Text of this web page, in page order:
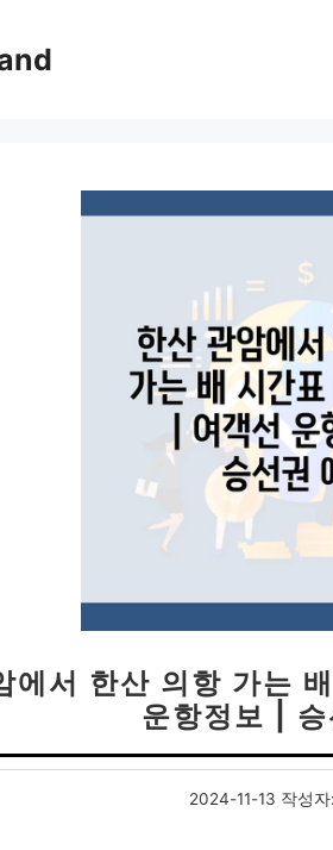
에서 한산 의항 가는
운항정보 | 승
2024-11-13 작성자: